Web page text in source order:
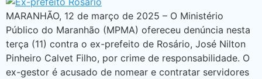
MARANHÃO, 12 de março de 2025 – O Ministério
Público do Maranhão (MPMA) ofereceu denúncia nesta
terça (11) contra o ex-prefeito de Rosário, José Nilton
Pinheiro Calvet Filho, por crime de responsabilidade. O
ex-gestor é acusado de nomear e contratar servidores